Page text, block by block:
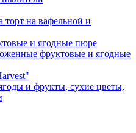
торт на вафельной и
и ягодные пюре
фруктовые и ягодные
и фрукты, сухие цветы,